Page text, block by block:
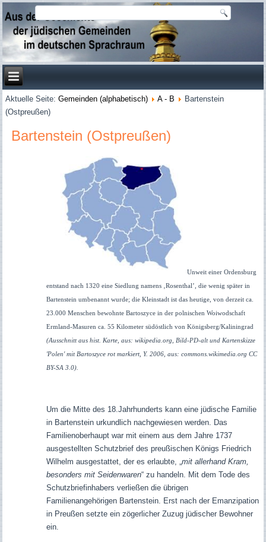
Aktuelle Seite:Gemeinden (alphabetisch) A - B
Bartenstein
(Ostpreußen)
Bartenstein (Ostpreußen)
Unweit einer Ordensburg
entstand nach 1320 eine Siedlung namens ‚Rosenthal’, die wenig später in
Bartenstein umbenannt wurde; die Kleinstadt ist das heutige, von derzeit ca.
23.000 Menschen bewohnte Bartoszyce in der polnischen Woiwodschaft
Ermland-Masuren ca. 55 Kilometer südöstlich von Königsberg/Kaliningrad
(Ausschnitt aus hist. Karte, aus: wikipedia.org, Bild-PD-alt und Kartenskizze
'Polen' mit Bartoszycerot markiert, Y. 2006, aus: commons.wikimedia.org CC
BY-SA 3.0).
Um die Mitte des 18.Jahrhunderts kann eine jüdische Familie
in Bartenstein urkundlich nachgewiesen werden. Das
Familienoberhaupt war mit einem aus dem Jahre 1737
ausgestellten Schutzbrief des preußischen Königs Friedrich
Wilhelm ausgestattet, der es erlaubte, „ mit allerhand Kram,
besonders mit Seidenwaren“ zu handeln. Mit dem Tode des
Schutzbriefinhabers verließen die übrigen
Familienangehörigen Bartenstein. Erst nach der Emanzipation
in Preußen setzte ein zögerlicher Zuzug jüdischer Bewohner
ein.